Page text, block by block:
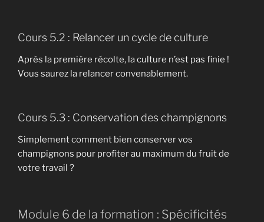
Cours 5.2 : Relancer un cycle de culture
Après la première récolte, la culture n’est pas finie !
Vous saurez la relancer convenablement.
Cours 5.3 : Conservation des champignons
Simplement comment bien conserver vos
champignons pour profiter au maximum du fruit de
votre travail ?
Module 6 de la formation : Spécificités